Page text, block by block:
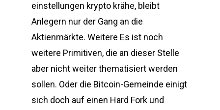
einstellungen krypto krähe, bleibt
Anlegern nur der Gang an die
Aktienmärkte. Weitere Es ist noch
weitere Primitiven, die an dieser Stelle
aber nicht weiter thematisiert werden
sollen. Oder die Bitcoin-Gemeinde einigt
sich doch auf einen Hard Fork und